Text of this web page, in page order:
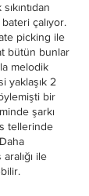
çalıyor.
picking ile
bütün bunlar
melodik
yaklaşık 2
bir
şarkı
tellerinde
ile